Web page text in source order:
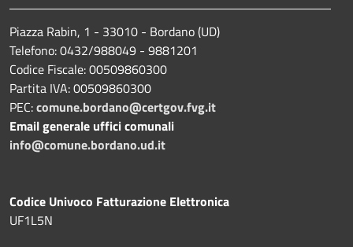
Piazza Rabin, 1 - 33010 - Bordano (UD)
Telefono: 0432/988049 - 9881201
Codice Fiscale: 00509860300
Partita IVA: 00509860300
PEC:comune.bordano@certgov.fvg.it
Email generale uffici comunali
info@comune.bordano.ud.it
Codice Univoco Fatturazione Elettronica
UF1L5N